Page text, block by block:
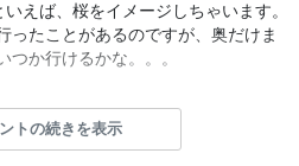
いえば、桜をイメージしちゃいます。
ったことがあるのですが、奥だけま
つか行けるかな。。。
トの続きを表示